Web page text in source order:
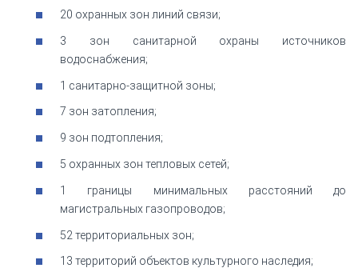
20 охранных зон линий связи;
3 зон санитарной охраны источников
водоснабжения;
1 санитарно-защитной зоны;
7 зон затопления;
9 зон подтопления;
5 охранных зон тепловых сетей;
1 границы минимальных расстояний до
магистральных газопроводов;
52 территориальных зон;
13 территорий объектов культурного наследия;